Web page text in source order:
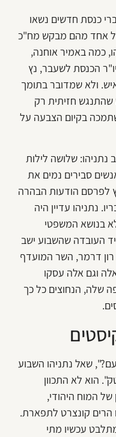
את יולי אדלשטיין. 15 חברי כנסת חדשים נשאו
אחד מהם מבקש מח"כ
כמה באמיר אוחנה,
הכנסת לשעבר, נץ
ולא שמדובר בתומך
שהתנגש חזיתית רק
בקיום הצבעה על
נתניהו: שלושה לילות
סבירים נמים את
לפרסם הודעות הבהרה
נתניהו עדיין היה
בנושא המשפטי
העובדה שהשבוע ישב
רון דרמר, השר המועדף
וגם אלה עסקו
שלה, הנחוצים כל כך
שאל נתניהו השבוע
הוא לא התכוון
המוח היהודי,
הרים קונצרט לתפארת.
עכשיו מתי